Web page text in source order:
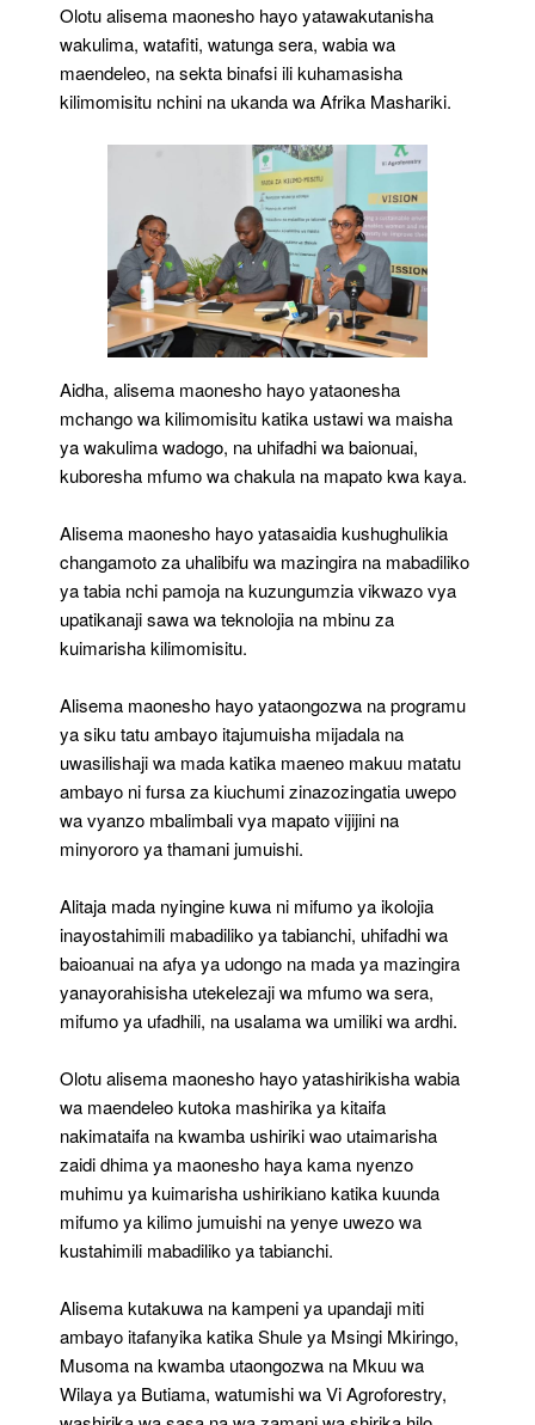
Olotu alisema maonesho hayo yatawakutanisha
wakulima, watafiti, watunga sera, wabia wa
maendeleo, na sekta binafsi ili kuhamasisha
kilimomisitu nchini na ukanda wa Afrika Mashariki.
Aidha, alisema maonesho hayo yataonesha
mchango wa kilimomisitu katika ustawi wa maisha
ya wakulima wadogo, na uhifadhi wa baionuai,
kuboresha mfumo wa chakula na mapato kwa kaya.
Alisema maonesho hayo yatasaidia kushughulikia
changamoto za uhalibifu wa mazingira na mabadiliko
ya tabia nchi pamoja na kuzungumzia vikwazo vya
upatikanaji sawa wa teknolojia na mbinu za
kuimarisha kilimomisitu.
Alisema maonesho hayo yataongozwa na programu
ya siku tatu ambayo itajumuisha mijadala na
uwasilishaji wa mada katika maeneo makuu matatu
ambayo ni fursa za kiuchumi zinazozingatia uwepo
wa vyanzo mbalimbali vya mapato vijijini na
minyororo ya thamani jumuishi.
Alitaja mada nyingine kuwa ni mifumo ya ikolojia
inayostahimili mabadiliko ya tabianchi, uhifadhi wa
baioanuai na afya ya udongo na mada ya mazingira
yanayorahisisha utekelezaji wa mfumo wa sera,
mifumo ya ufadhili, na usalama wa umiliki wa ardhi.
Olotu alisema maonesho hayo yatashirikisha wabia
wa maendeleo kutoka mashirika ya kitaifa
nakimataifa na kwamba ushiriki wao utaimarisha
zaidi dhima ya maonesho haya kama nyenzo
muhimu ya kuimarisha ushirikiano katika kuunda
mifumo ya kilimo jumuishi na yenye uwezo wa
kustahimili mabadiliko ya tabianchi.
Alisema kutakuwa na kampeni ya upandaji miti
ambayo itafanyika katika Shule ya Msingi Mkiringo,
Musoma na kwamba utaongozwa na Mkuu wa
Wilaya ya Butiama, watumishi wa Vi Agroforestry,